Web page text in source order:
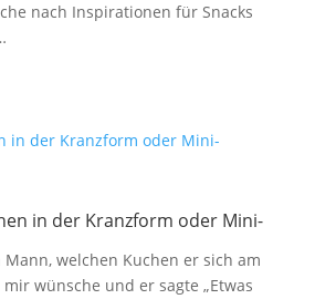
nach Inspirationen für Snacks
in der Kranzform oder Mini-
welchen Kuchen er sich am
wünsche und er sagte „Etwas